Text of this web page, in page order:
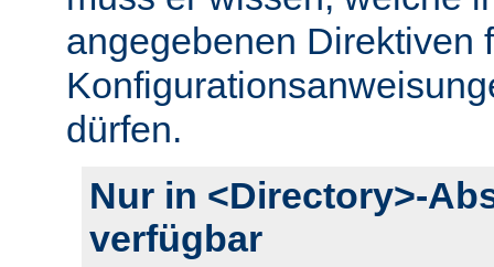
angegebenen Direktiven
dürfen.
Nur in <Directory>-
verfügbar